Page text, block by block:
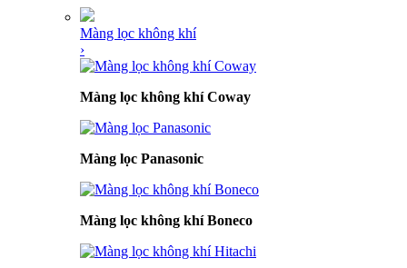
Màng lọc không khí
›
Màng lọc không khí Coway
Màng lọc Panasonic
Màng lọc không khí Boneco